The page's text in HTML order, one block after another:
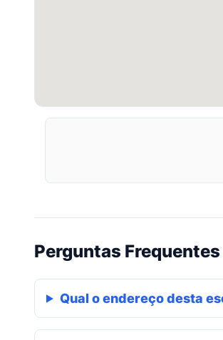
Perguntas Frequentes
Qual o endereço desta